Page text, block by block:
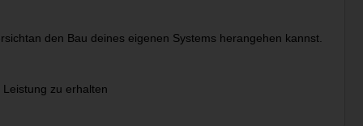
den Bau deines eigenen Systems herangehen kannst.
zu erhalten